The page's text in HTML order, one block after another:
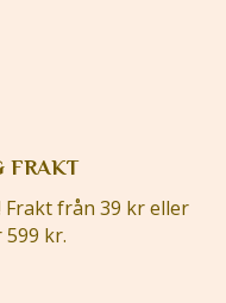
FRAKT
från 39 kr eller
kr.